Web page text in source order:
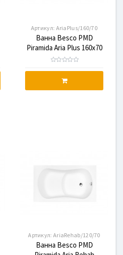
Артикул: AriaPlus/160/70
Ванна Besco PMD
Piramida Aria Plus 160x70
Артикул: AriaRehab/120/70
Ванна Besco PMD